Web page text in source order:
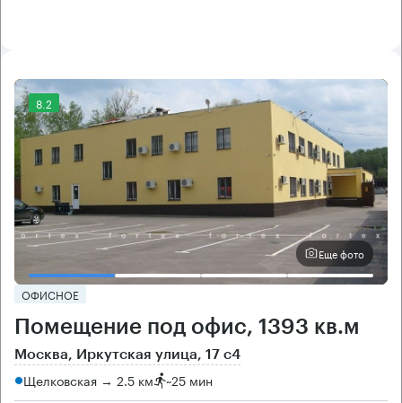
8.2
Еще фото
ОФИСНОЕ
Помещение под офис, 1393 кв.м
Москва, Иркутская улица, 17 с4
Щелковская → 2.5 км ~25 мин